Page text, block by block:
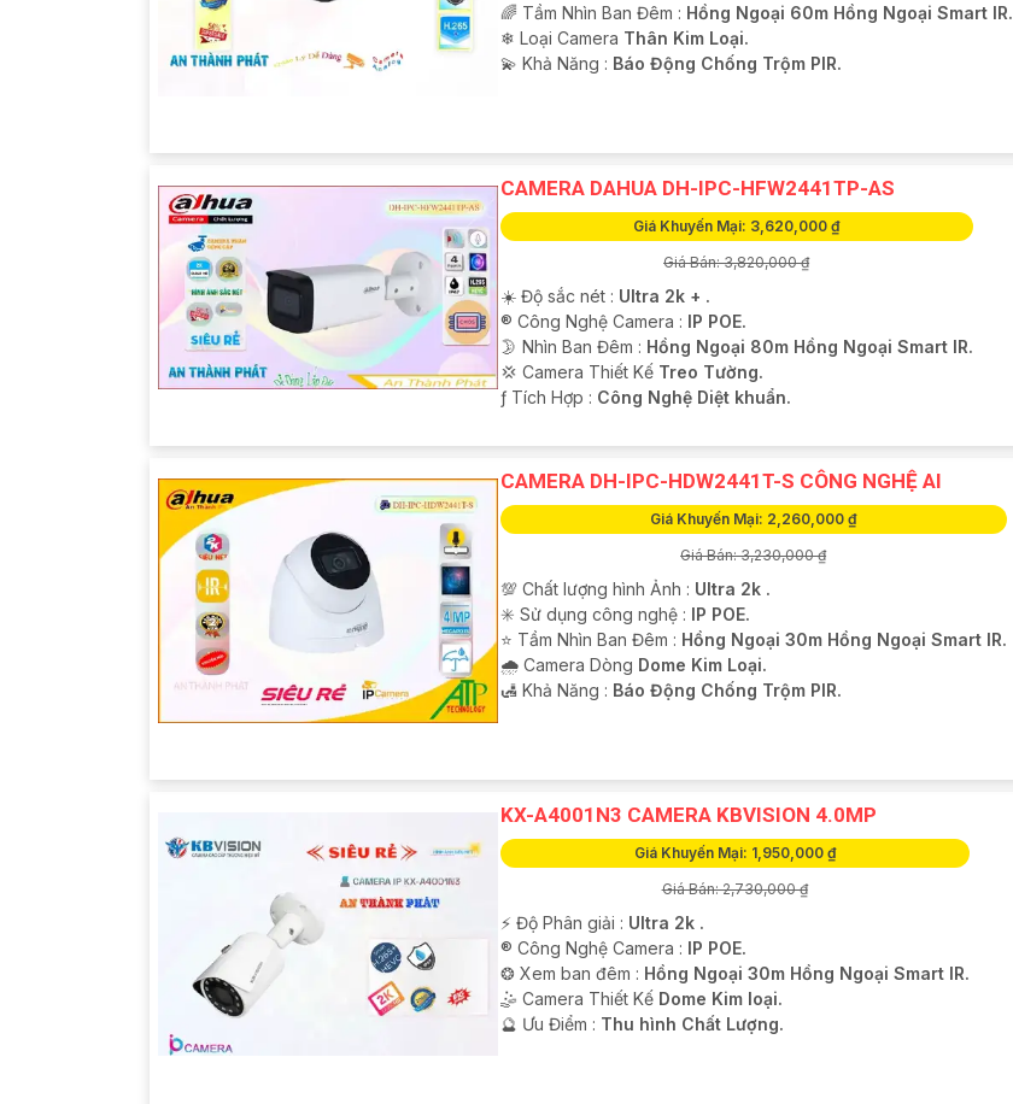
🌈 Tầm Nhìn Ban Đêm : Hồng Ngoại 60m Hồng Ngoại Smart IR.
❄ Loại Camera Thân Kim Loại.
️💫 Khả Năng : Báo Động Chống Trộm PIR.
CAMERA DAHUA DH-IPC-HFW2441TP-AS
Giá Khuyến Mại: 3,620,000 ₫
Giá Bán: 3,820,000 ₫
☀️ Độ sắc nét : Ultra 2k + .
®️ Công Nghệ Camera : IP POE.
🌛 Nhìn Ban Đêm : Hồng Ngoại 80m Hồng Ngoại Smart IR.
💢 Camera Thiết Kế Treo Tường.
️ƒ Tích Hợp : Công Nghệ Diệt khuẩn.
CAMERA DH-IPC-HDW2441T-S CÔNG NGHỆ AI
Giá Khuyến Mại: 2,260,000 ₫
Giá Bán: 3,230,000 ₫
💯 Chất lượng hình Ảnh : Ultra 2k .
✳️ Sử dụng công nghệ : IP POE.
⭐ Tầm Nhìn Ban Đêm : Hồng Ngoại 30m Hồng Ngoại Smart IR.
🌧️ Camera Dòng Dome Kim Loại.
️🛃 Khả Năng : Báo Động Chống Trộm PIR.
KX-A4001N3 CAMERA KBVISION 4.0MP
Giá Khuyến Mại: 1,950,000 ₫
Giá Bán: 2,730,000 ₫
️⚡ Độ Phân giải : Ultra 2k .
®️ Công Nghệ Camera : IP POE.
❂ Xem ban đêm : Hồng Ngoại 30m Hồng Ngoại Smart IR.
🤹 Camera Thiết Kế Dome Kim loại.
️🔮 Ưu Điểm : Thu hình Chất Lượng.